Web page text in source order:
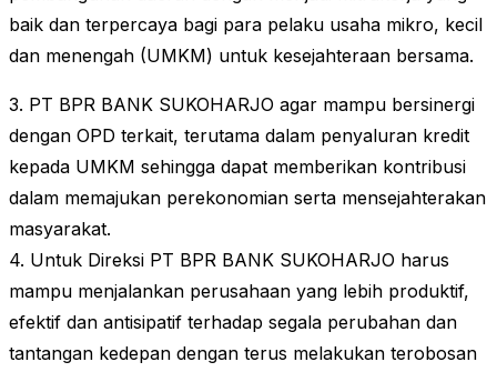
baik dan terpercaya bagi para pelaku usaha mikro, kecil
dan menengah (UMKM) untuk kesejahteraan bersama.
3. PT BPR BANK SUKOHARJO agar mampu bersinergi
dengan OPD terkait, terutama dalam penyaluran kredit
kepada UMKM sehingga dapat memberikan kontribusi
dalam memajukan perekonomian serta mensejahterakan
masyarakat.
4. Untuk Direksi PT BPR BANK SUKOHARJO harus
mampu menjalankan perusahaan yang lebih produktif,
efektif dan antisipatif terhadap segala perubahan dan
tantangan kedepan dengan terus melakukan terobosan